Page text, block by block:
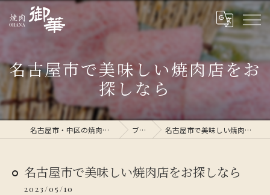
名古屋市で美味しい焼肉店をお
探しなら
名古屋市・中区の焼肉なら焼肉 御華 ブログ 名古屋市で美味しい焼肉店をお探しなら
名古屋市で美味しい焼肉店をお探しなら
2023/05/10